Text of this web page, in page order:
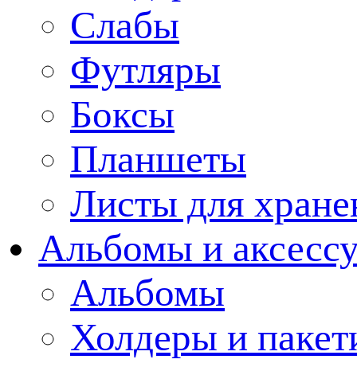
Слабы
Футляры
Боксы
Планшеты
Листы для
Альбомы и
Альбомы
Холдеры и